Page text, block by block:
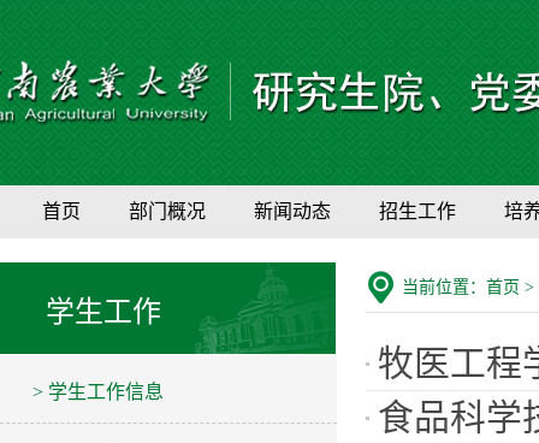
首页 部门概况 新闻动态 招生工作 培
学生工作
> 学生工作信息
当前位置： 首页 >
牧医工程
食品科学